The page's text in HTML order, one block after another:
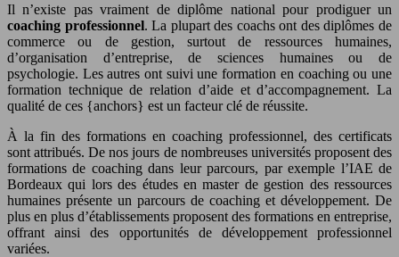
Il n’existe pas vraiment de diplôme national pour prodiguer un
coaching professionnel. La plupart des coachs ont des diplômes de
commerce ou de gestion, surtout de ressources humaines,
d’organisation d’entreprise, de sciences humaines ou de
psychologie. Les autres ont suivi une formation en coaching ou une
formation technique de relation d’aide et d’accompagnement. La
qualité de ces {anchors} est un facteur clé de réussite.
À la fin des formations en coaching professionnel, des certificats
sont attribués. De nos jours de nombreuses universités proposent des
formations de coaching dans leur parcours, par exemple l’IAE de
Bordeaux qui lors des études en master de gestion des ressources
humaines présente un parcours de coaching et développement. De
plus en plus d’établissements proposent des formations en entreprise,
offrant ainsi des opportunités de développement professionnel
variées.